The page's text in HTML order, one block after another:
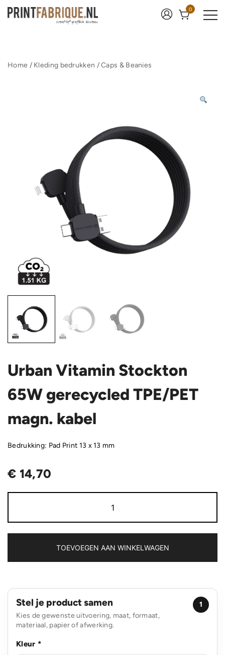
naar
0
Home / Kleding bedrukken /Caps & Beanies
Urban Vitamin Stockton
65W gerecycled TPE/PET
magn. kabel
Bedrukking: Pad Print 13 x 13 mm
€ 14,70
Vitamin
gerecycled
TPE/PET
kabel
TOEVOEGEN AAN WINKELWAGEN
Stel je product samen
Kies de gewenste uitvoering, maat, formaat,
materiaal, papier of afwerking.
1
Kleur *